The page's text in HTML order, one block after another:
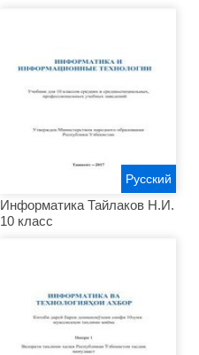
Информатика Тайлаков Н.И.
10 класс
Русский